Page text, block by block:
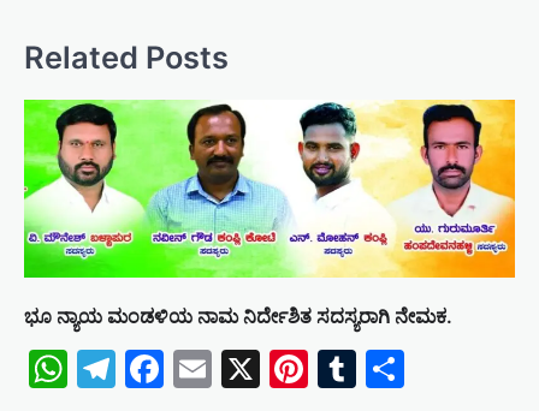
n
a
v
i
g
a
t
o
n
Related Posts
ಭೂ ನ್ಯಾಯ ಮಂಡಳಿಯ ನಾಮ ನಿರ್ದೇಶಿತ ಸದಸ್ಯರಾಗಿ ನೇಮಕ.
WhatsApp
Telegram
Facebook
Email
X Pinterest
Tumblr